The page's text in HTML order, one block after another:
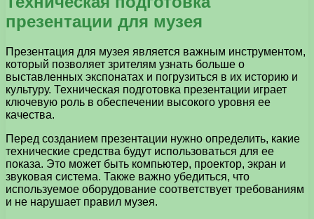
презентации для музея
Презентация для музея является важным инструментом,
который позволяет зрителям узнать больше о
выставленных экспонатах и погрузиться в их историю и
культуру. Техническая подготовка презентации играет
ключевую роль в обеспечении высокого уровня ее
качества.
Перед созданием презентации нужно определить, какие
технические средства будут использоваться для ее
показа. Это может быть компьютер, проектор, экран и
звуковая система. Также важно убедиться, что
используемое оборудование соответствует требованиям
и не нарушает правил музея.